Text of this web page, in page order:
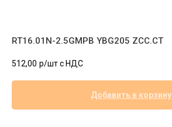
RT16.01N-2.5GMPB YBG205 ZCC.CT
512,00 р/шт c НДС
Добавить в корзину